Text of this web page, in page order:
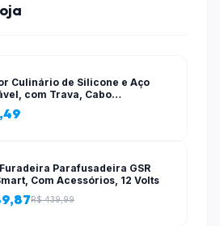
Culinário de Silicone e Aço
com Trava, Cabo
Multiuso, Preto, de 28
salada, pastas, cozinha
Parafusadeira GSR
Com Acessórios, 12 Volts
R$ 439,99